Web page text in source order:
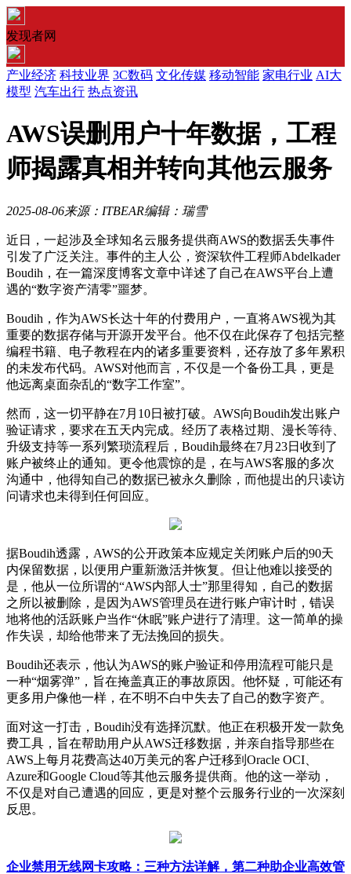
发现者网
产业经济 科技业界 3C数码 文化传媒 移动智能 家电行业 AI大
模型 汽车出行 热点资讯
AWS误删用户十年数据，工程
师揭露真相并转向其他云服务
2025-08-06来源：ITBEAR编辑：瑞雪
近日，一起涉及全球知名云服务提供商AWS的数据丢失事件
引发了广泛关注。事件的主人公，资深软件工程师Abdelkader
Boudih，在一篇深度博客文章中详述了自己在AWS平台上遭
遇的“数字资产清零”噩梦。
Boudih，作为AWS长达十年的付费用户，一直将AWS视为其
重要的数据存储与开源开发平台。他不仅在此保存了包括完整
编程书籍、电子教程在内的诸多重要资料，还存放了多年累积
的未发布代码。AWS对他而言，不仅是一个备份工具，更是
他远离桌面杂乱的“数字工作室”。
然而，这一切平静在7月10日被打破。AWS向Boudih发出账户
验证请求，要求在五天内完成。经历了表格过期、漫长等待、
升级支持等一系列繁琐流程后，Boudih最终在7月23日收到了
账户被终止的通知。更令他震惊的是，在与AWS客服的多次
沟通中，他得知自己的数据已被永久删除，而他提出的只读访
问请求也未得到任何回应。
据Boudih透露，AWS的公开政策本应规定关闭账户后的90天
内保留数据，以便用户重新激活并恢复。但让他难以接受的
是，他从一位所谓的“AWS内部人士”那里得知，自己的数据
之所以被删除，是因为AWS管理员在进行账户审计时，错误
地将他的活跃账户当作“休眠”账户进行了清理。这一简单的操
作失误，却给他带来了无法挽回的损失。
Boudih还表示，他认为AWS的账户验证和停用流程可能只是
一种“烟雾弹”，旨在掩盖真正的事故原因。他怀疑，可能还有
更多用户像他一样，在不明不白中失去了自己的数字资产。
面对这一打击，Boudih没有选择沉默。他正在积极开发一款免
费工具，旨在帮助用户从AWS迁移数据，并亲自指导那些在
AWS上每月花费高达40万美元的客户迁移到Oracle OCI、
Azure和Google Cloud等其他云服务提供商。他的这一举动，
不仅是对自己遭遇的回应，更是对整个云服务行业的一次深刻
反思。
企业禁用无线网卡攻略：三种方法详解，第二种助企业高效管